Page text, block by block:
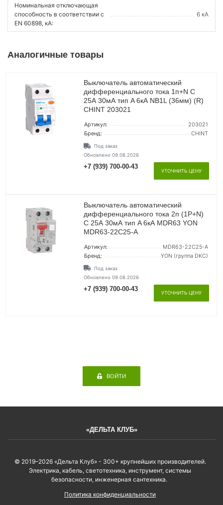
Номинальная отключающая
способность в соответствии с
EN 60898, кА:
6 кА
Аналогичные товары
Выключатель автоматический
дифференциального тока 1п+N C
25А 30мА тип A 6кА NB1L (36мм) (R)
CHINT 203021
Артикул:
203021
Бренд:
CHINT
Под заказ
Обновлено 09.08.2026
+7 (939) 700-00-43
УТОЧНИТЬ ЦЕНУ
Выключатель автоматический
дифференциального тока 2п (1P+N)
C 25А 30мА тип A 6кА MDR63 YON
MDR63-22C25-A
Артикул:
MDR63-22C25-A
Бренд:
YON (группа DKC)
Под заказ
Обновлено 09.08.2026
+7 (939) 700-00-43
УТОЧНИТЬ ЦЕНУ
ВОЙТИ
«ДЕЛЬТА КЛУБ»
© 2019–2026 «Дельта Клуб» - 300+ крупнейших производителей.
Электрика, кабель, светотехника, инструмент, системы
безопасности, инженерная сантехника.
Политика конфиденциальности